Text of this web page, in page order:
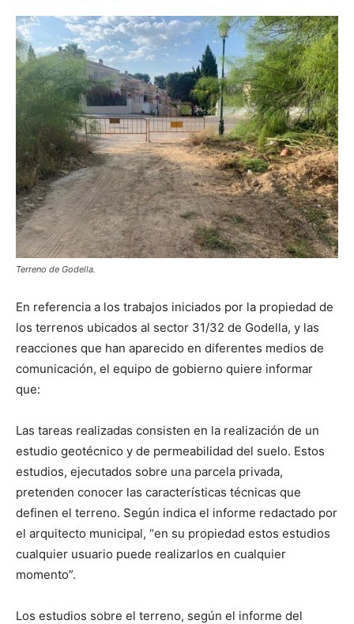
Terreno de Godella.
En referencia a los trabajos iniciados por la propiedad de
los terrenos ubicados al sector 31/32 de Godella, y las
reacciones que han aparecido en diferentes medios de
comunicación, el equipo de gobierno quiere informar
que:
Las tareas realizadas consisten en la realización de un
estudio geotécnico y de permeabilidad del suelo. Estos
estudios, ejecutados sobre una parcela privada,
pretenden conocer las características técnicas que
definen el terreno. Según indica el informe redactado por
el arquitecto municipal, “en su propiedad estos estudios
cualquier usuario puede realizarlos en cualquier
momento”.
Los estudios sobre el terreno, según el informe del